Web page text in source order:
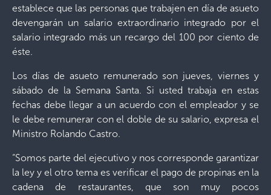
establece que las personas que trabajen en día de asueto
devengarán un salario extraordinario integrado por el
salario integrado más un recargo del 100 por ciento de
éste.
Los días de asueto remunerado son jueves, viernes y
sábado de la Semana Santa. Si usted trabaja en estas
fechas debe llegar a un acuerdo con el empleador y se
le debe remunerar con el doble de su salario, expresa el
Ministro Rolando Castro.
“Somos parte del ejecutivo y nos corresponde garantizar
la ley y el otro tema es verificar el pago de propinas en la
cadena de restaurantes, que son muy pocos